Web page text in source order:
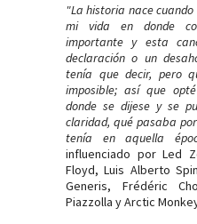
"La historia nace
mi vida en donde
importante y esta
declaración o un
tenía que decir, pero
imposible; así que
donde se dijese y se
claridad, qué pasaba
tenía en aquella
influenciado por Led
Floyd, Luis Alberto
Generis, Frédéric
Piazzolla y Arctic